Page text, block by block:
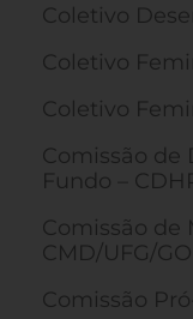
Coletivo
Coletivo
Coletivo
Comissão de
Fundo –
Comissão de
CMD/UFG/GO
Comissão